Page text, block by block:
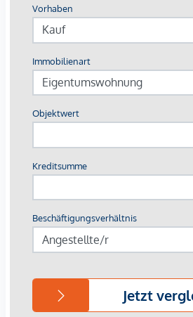
Breite Zielgruppe
Familien, Expats
Parkettböden in Eiche
,
Moderne Bäder
Glasabtrennungen,
Flachstahlgeländern
weiße Innentüren, Video-
Photovoltaikanlage,
Nachhaltige Bau- und